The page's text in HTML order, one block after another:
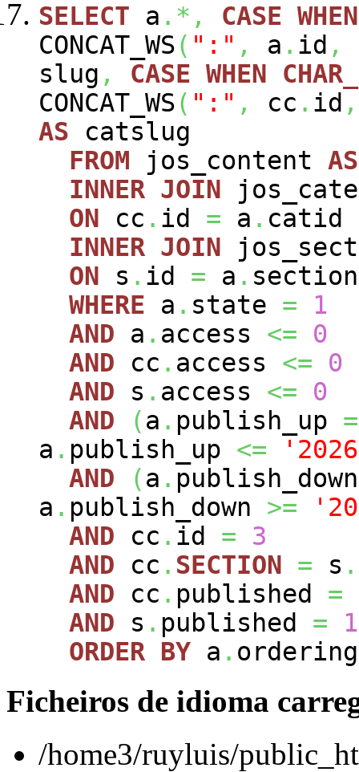
SELECT a .*, CASE WHEN
CONCAT_WS( ":" , a . id ,
slug , CASE WHEN
CONCAT_WS( ":" , cc . id ,
AS catslug
FROM jos_content AS
INNER JOIN
ON cc . id = a . catid
INNER JOIN
ON s . id = a .
WHERE a . state =
1
AND a . access <=
0
AND cc . access <=
0
AND s . access <=
0
AND
(a . publish_up =
a . publish_up <=
AND
(a .
a . publish_down >=
AND cc . id =
3
AND cc . SECTION = s .
AND cc . published =
AND s . published =
1
ORDER BY a . ordering
Ficheiros de idioma
/home3/ruyluis/